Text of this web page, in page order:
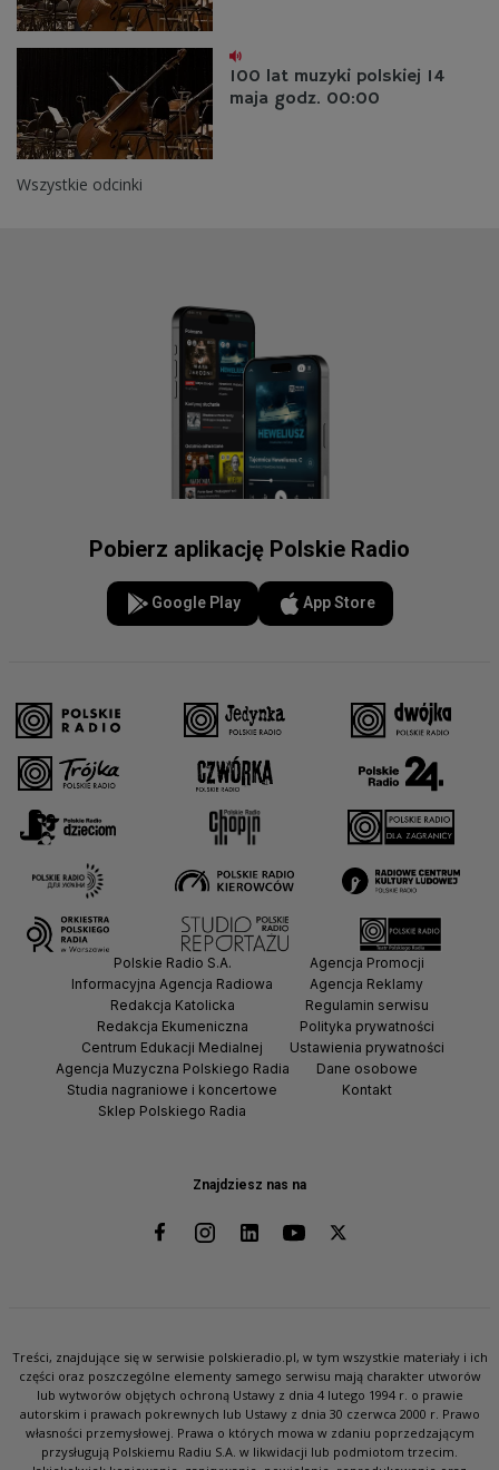
100 lat muzyki polskiej 14
maja godz. 00:00
Wszystkie odcinki
Pobierz aplikację Polskie Radio
Google Play App Store
Znajdziesz nas na
Polskie Radio S.A.
Informacyjna Agencja Radiowa
Redakcja Katolicka
Redakcja Ekumeniczna
Centrum Edukacji Medialnej
Agencja Muzyczna Polskiego Radia
Studia nagraniowe i koncertowe
Sklep Polskiego Radia
Agencja Promocji
Agencja Reklamy
Regulamin serwisu
Polityka prywatności
Ustawienia prywatności
Dane osobowe
Kontakt
Treści, znajdujące się w serwisie polskieradio.pl, w tym wszystkie materiały i ich
części oraz poszczególne elementy samego serwisu mają charakter utworów
lub wytworów objętych ochroną Ustawy z dnia 4 lutego 1994 r. o prawie
autorskim i prawach pokrewnych lub Ustawy z dnia 30 czerwca 2000 r. Prawo
własności przemysłowej. Prawa o których mowa w zdaniu poprzedzającym
przysługują Polskiemu Radiu S.A. w likwidacji lub podmiotom trzecim.